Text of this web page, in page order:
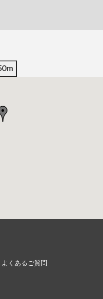
よくあるご質問